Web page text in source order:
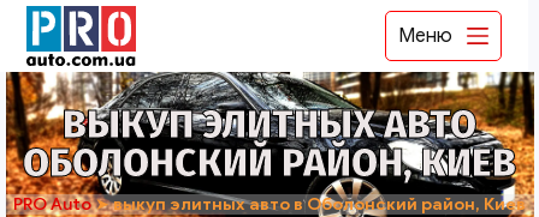
Меню
ВЫКУП ЭЛИТНЫХ АВТО
ОБОЛОНСКИЙ РАЙОН, КИЕВ
PRO Auto➤выкуп элитных авто в Оболонский район, Киев